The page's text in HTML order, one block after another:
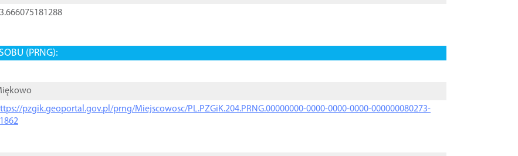
(PRNG):
pzgik.geoportal.gov.pl/prng/Miejscowosc/PL.PZGiK.204.PRNG.00000000-0000-0000-0000-000000080273-